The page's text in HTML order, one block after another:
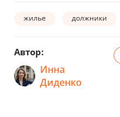
жилье должники
Автор:
Инна
Диденко